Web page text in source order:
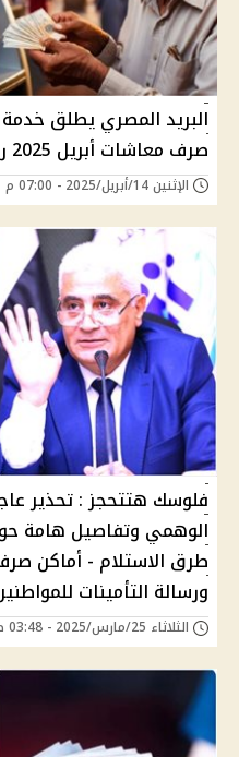
البريد المصري يطلق
صرف معاشات أبريل 2025 رسميًا
الإثنين 14/أبريل/2025 - 07:00 م
فلوسك هتتحجز : تحذير
الوهمي وتفاصيل هامة
ورسالة التأمينات
الثلاثاء 25/مارس/2025 - 03:48 ص